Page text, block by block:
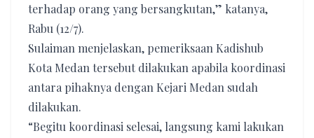
terhadap orang yang bersangkutan,” katanya,
Rabu (12/7).
Sulaiman menjelaskan, pemeriksaan Kadishub
Kota Medan tersebut dilakukan apabila koordinasi
antara pihaknya dengan Kejari Medan sudah
dilakukan.
“Begitu koordinasi selesai, langsung kami lakukan